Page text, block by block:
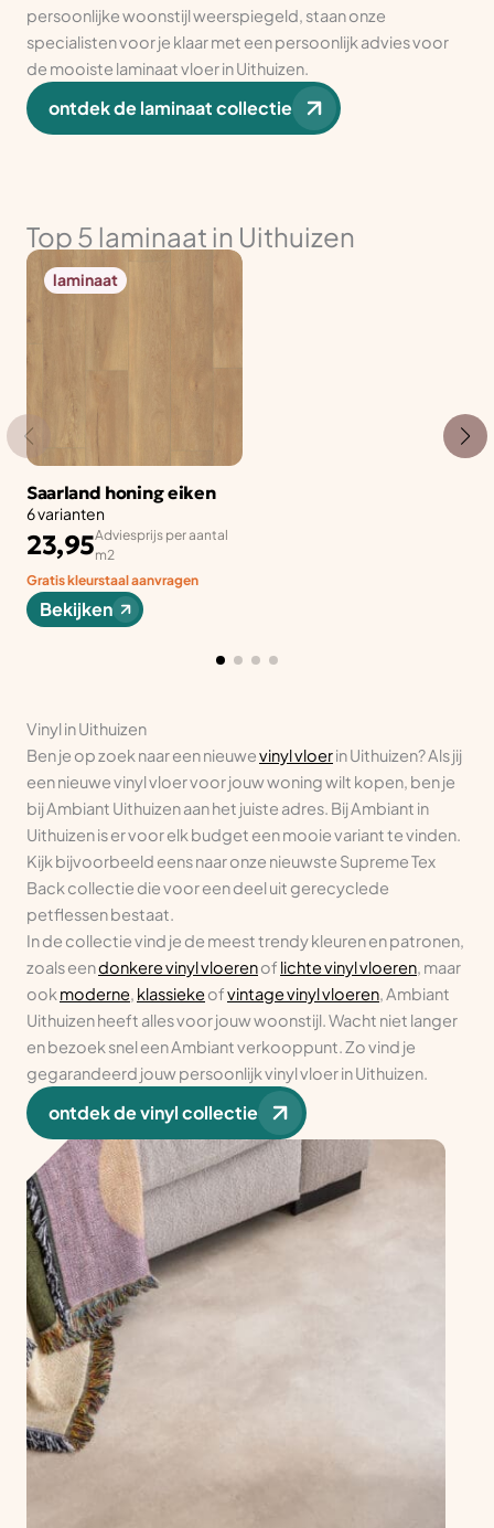
persoonlijke woonstijl weerspiegeld, staan onze
specialisten voor je klaar met een persoonlijk advies voor
de mooiste laminaat vloer in Uithuizen.
ontdek de laminaat collectie
Top 5 laminaat in Uithuizen
laminaat
Saarland honing eiken
6 varianten
23,95Adviesprijs per aantal
m2
Gratis kleurstaal aanvragen
Bekijken
Vinyl in Uithuizen
Ben je op zoek naar een nieuwevinyl vloerin Uithuizen? Als jij
een nieuwe vinyl vloer voor jouw woning wilt kopen, ben je
bij Ambiant Uithuizen aan het juiste adres. Bij Ambiant in
Uithuizen is er voor elk budget een mooie variant te vinden.
Kijk bijvoorbeeld eens naar onze nieuwste Supreme Tex
Back collectie die voor een deel uit gerecyclede
petflessen bestaat.
In de collectie vind je de meest trendy kleuren en patronen,
zoals eendonkere vinyl vloerenof lichte vinyl vloeren, maar
ook moderne, klassiekeofvintage vinyl vloeren, Ambiant
Uithuizen heeft alles voor jouw woonstijl. Wacht niet langer
en bezoek snel een Ambiant verkooppunt. Zo vind je
gegarandeerd jouw persoonlijk vinyl vloer in Uithuizen.
ontdek de vinyl collectie